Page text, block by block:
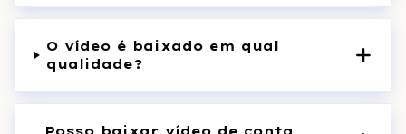
O vídeo é baixado em qual
qualidade?